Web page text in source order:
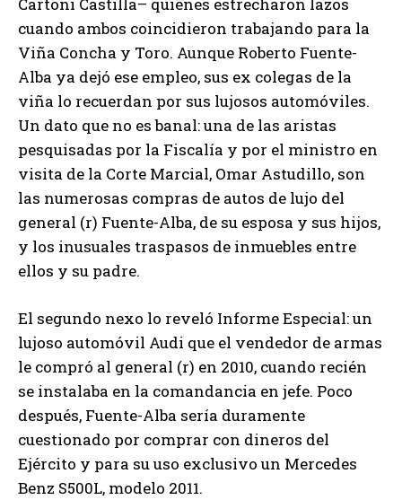
Cartoni Castilla– quienes estrecharon lazos
cuando ambos coincidieron trabajando para la
Viña Concha y Toro. Aunque Roberto Fuente-
Alba ya dejó ese empleo, sus ex colegas de la
viña lo recuerdan por sus lujosos automóviles.
Un dato que no es banal: una de las aristas
pesquisadas por la Fiscalía y por el ministro en
visita de la Corte Marcial, Omar Astudillo, son
las numerosas compras de autos de lujo del
general (r) Fuente-Alba, de su esposa y sus hijos,
y los inusuales traspasos de inmuebles entre
ellos y su padre.
El segundo nexo lo reveló Informe Especial: un
lujoso automóvil Audi que el vendedor de armas
le compró al general (r) en 2010, cuando recién
se instalaba en la comandancia en jefe. Poco
después, Fuente-Alba sería duramente
cuestionado por comprar con dineros del
Ejército y para su uso exclusivo un Mercedes
Benz S500L, modelo 2011.